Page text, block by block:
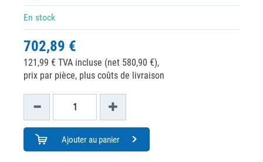
En stock
702,89 €
121,99 € TVA incluse (net 580,90 €),
prix par pièce, plus coûts de livraison
Ajouter au panier